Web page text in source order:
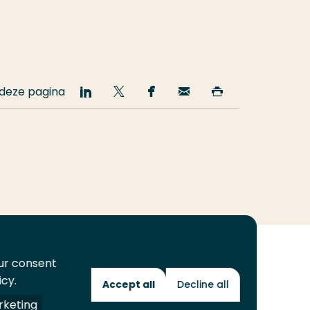
pagina
Deel
op
Deel
op
Deel
op
Email
deze deze
Toekomstmakers
consent
Accept all Decline all